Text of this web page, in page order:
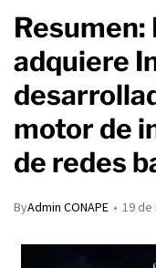
adquiere
motor de
de redes
ByAdmin CONAPE 19 de